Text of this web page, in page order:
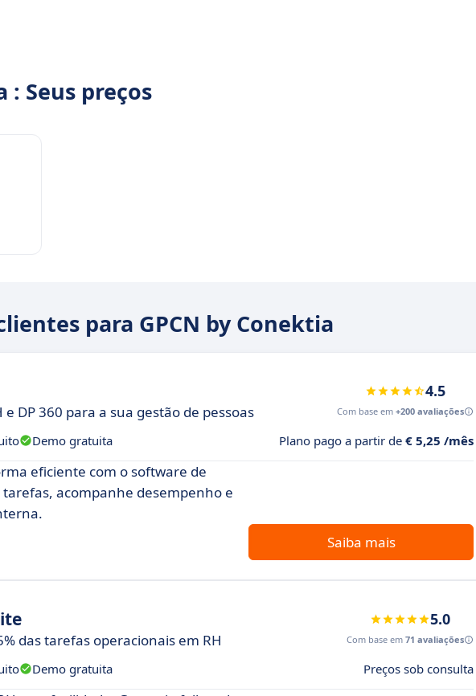
: Seus preços
para GPCN by Conektia
e DP 360 para a sua gestão de pessoas
4.5
Com base em +200 avaliações
Demo gratuita Plano pago a partir de € 5,25 /mês
eficiente com o software de
acompanhe desempenho e
Saiba mais
das tarefas operacionais em RH
5.0
Com base em 71 avaliações
Demo gratuita Preços sob consulta